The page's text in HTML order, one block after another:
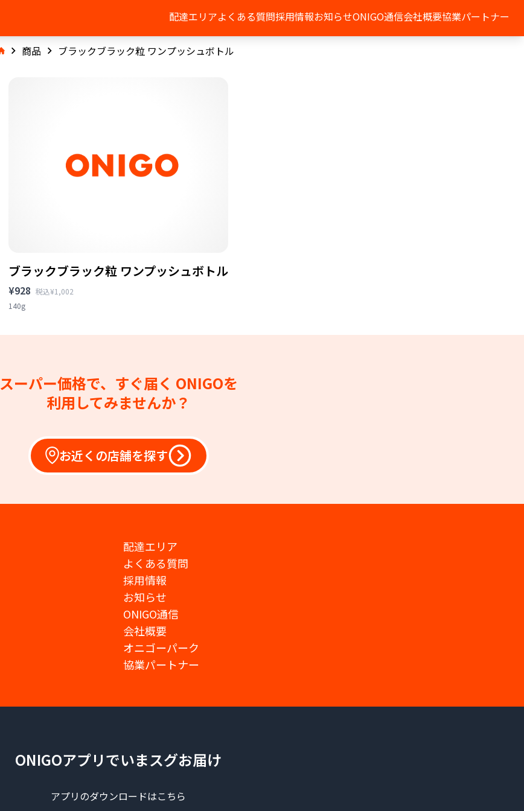
配達エリアよくある質問採用情報お知らせONIGO通信会社概要協業パートナー
商品 ブラックブラック粒 ワンプッシュボトル
ブラックブラック粒 ワンプッシュボトル
¥928 税込¥1,002
140g
スーパー価格で、すぐ届く ONIGOを
利用してみませんか？
お近くの店舗を探す
配達エリア
よくある質問
採用情報
お知らせ
ONIGO通信
会社概要
オニゴーパーク
協業パートナー
ONIGOアプリでいまスグお届け
アプリのダウンロードはこちら